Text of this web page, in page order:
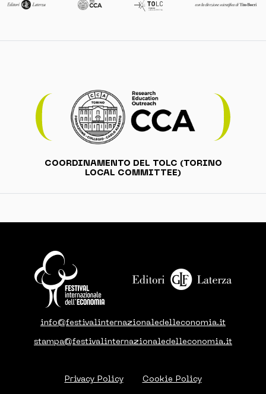
COORDINAMENTO DEL TOLC (TORINO
LOCAL COMMITTEE)
info@festivalinternazionaledelleconomia.it
stampa@festivalinternazionaledelleconomia.it
Privacy Policy Cookie Policy